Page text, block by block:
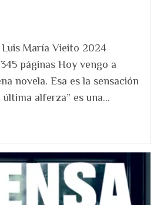
María Vieito 2024
páginas Hoy vengo a
novela. Esa es la sensación
última alferza” es una…